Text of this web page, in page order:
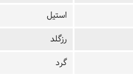
استیل
رزگلد
گرد